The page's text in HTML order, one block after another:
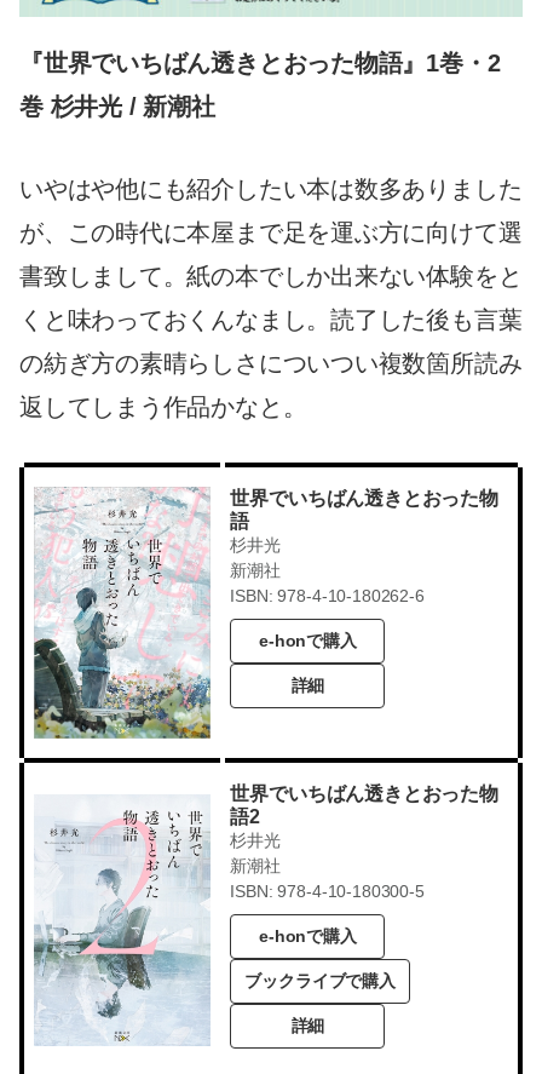
『世界でいちばん透きとおった物語』1巻・2
巻 杉井光 / 新潮社
いやはや他にも紹介したい本は数多ありました
が、この時代に本屋まで足を運ぶ方に向けて選
書致しまして。紙の本でしか出来ない体験をと
くと味わっておくんなまし。読了した後も言葉
の紡ぎ方の素晴らしさについつい複数箇所読み
返してしまう作品かなと。
世界でいちばん透きとおった物
語
杉井光
新潮社
ISBN: 978-4-10-180262-6
e-honで購入
詳細
世界でいちばん透きとおった物
語2
杉井光
新潮社
ISBN: 978-4-10-180300-5
e-honで購入
ブックライブで購入
詳細